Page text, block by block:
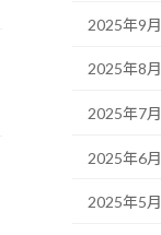
2025年9月
2025年8月
2025年7月
2025年6月
2025年5月